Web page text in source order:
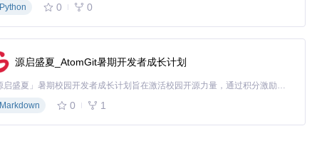
Python
0 0
源启盛夏_AtomGit暑期开发者成长计划
「源启盛夏」暑期校园开发者成长计划旨在激活校园开源力量，通过积分激励、认证扶持、资源倾斜等形式，引导高校组织和开发者完成「入驻 — 建项目 — 做贡献 — 获认证 — 得资源」的完整闭环。无论你是想带领社团入驻平台的组织者，还是希望用代码贡献证明自己的开发者，都能在这里找到属于你的成长路径。
Markdown
0 1